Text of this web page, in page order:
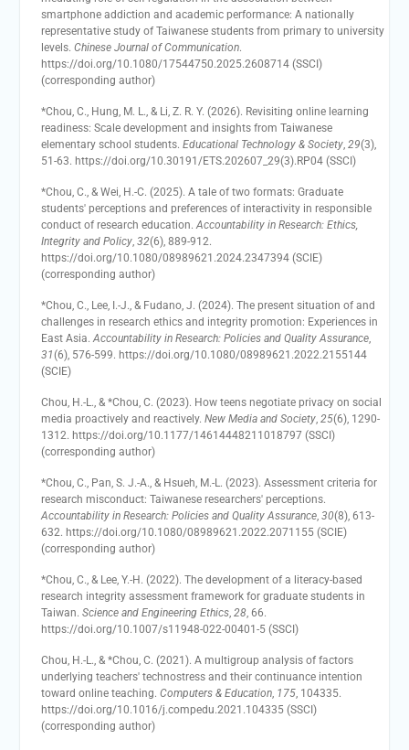
smartphone addiction and academic performance: A nationally
representative study of Taiwanese students from primary to university
levels. Chinese Journal of Communication.
https://doi.org/10.1080/17544750.2025.2608714 (SSCI)
(corresponding author)
*Chou, C., Hung, M. L., & Li, Z. R. Y. (2026). Revisiting online learning
readiness: Scale development and insights from Taiwanese
elementary school students. Educational Technology & Society, 29(3),
51-63. https://doi.org/10.30191/ETS.202607_29(3).RP04 (SSCI)
*Chou, C., & Wei, H.-C. (2025). A tale of two formats: Graduate
students' perceptions and preferences of interactivity in responsible
conduct of research education.Accountability in Research: Ethics,
Integrity and Policy, 32(6), 889-912.
https://doi.org/10.1080/08989621.2024.2347394 (SCIE)
(corresponding author)
*Chou, C., Lee, I.-J., & Fudano, J. (2024). The present situation of and
challenges in research ethics and integrity promotion: Experiences in
East Asia.Accountability in Research: Policies and Quality Assurance,
31(6), 576-599. https://doi.org/10.1080/08989621.2022.2155144
(SCIE)
Chou, H.-L., & *Chou, C. (2023). How teens negotiate privacy on social
media proactively and reactively. New Media and Society, 25(6), 1290-
1312. https://doi.org/10.1177/14614448211018797 (SSCI)
(corresponding author)
*Chou, C., Pan, S. J.-A., & Hsueh, M.-L. (2023). Assessment criteria for
research misconduct: Taiwanese researchers' perceptions.
Accountability in Research: Policies and Quality Assurance, 30(8), 613-
632. https://doi.org/10.1080/08989621.2022.2071155 (SCIE)
(corresponding author)
*Chou, C., & Lee, Y.-H. (2022). The development of a literacy-based
research integrity assessment framework for graduate students in
Taiwan. Science and Engineering Ethics, 28, 66.
https://doi.org/10.1007/s11948-022-00401-5 (SSCI)
Chou, H.-L., & *Chou, C. (2021). A multigroup analysis of factors
underlying teachers' technostress and their continuance intention
toward online teaching. Computers & Education, 175, 104335.
https://doi.org/10.1016/j.compedu.2021.104335 (SSCI)
(corresponding author)